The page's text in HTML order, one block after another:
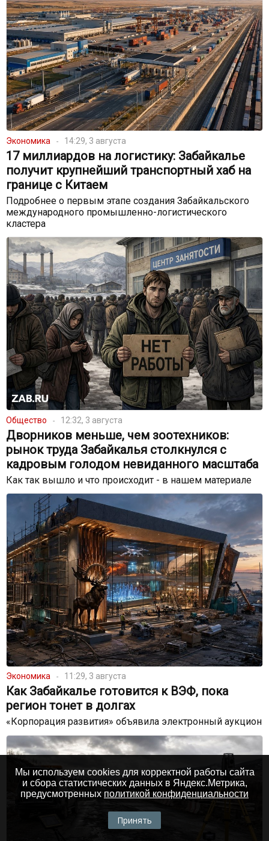
Экономика 14:29, 3 августа
17 миллиардов на логистику: Забайкалье
получит крупнейший транспортный хаб на
границе с Китаем
Подробнее о первым этапе создания Забайкальского
международного промышленно-логистического
кластера
Общество 12:32, 3 августа
Дворников меньше, чем зоотехников:
рынок труда Забайкалья столкнулся с
кадровым голодом невиданного масштаба
Как так вышло и что происходит - в нашем материале
Экономика 11:29, 3 августа
Как Забайкалье готовится к ВЭФ, пока
регион тонет в долгах
«Корпорация развития» объявила электронный аукцион
Мы используем cookies для корректной работы сайта
и сбора статистических данных в Яндекс.Метрика,
предусмотренных политикой конфиденциальности
Принять